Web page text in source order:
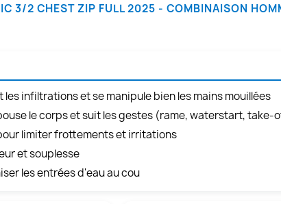
3/2 CHEST ZIP FULL 2025 - COMBINAISON
les infiltrations et se manipule bien les mains mouillées
le corps et suit les gestes (rame, waterstart, take-
limiter frottements et irritations
et souplesse
les entrées d'eau au cou